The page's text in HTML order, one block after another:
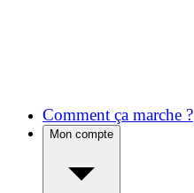
Comment ça marche ?
Mon compte